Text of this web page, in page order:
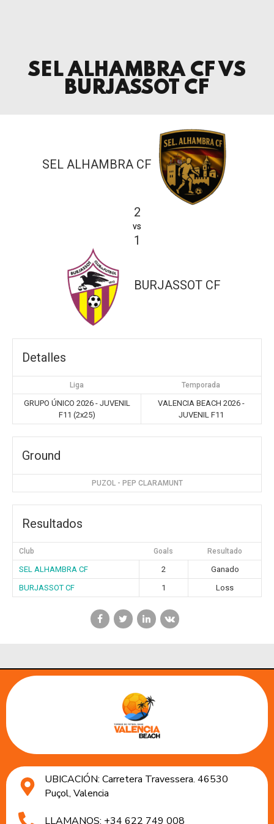
SEL ALHAMBRA CF VS
BURJASSOT CF
SEL ALHAMBRA CF
2
vs
1
BURJASSOT CF
Detalles
Liga Temporada
GRUPO ÚNICO 2026 - JUVENIL
F11 (2x25)
VALENCIA BEACH 2026 -
JUVENIL F11
Ground
PUZOL - PEP CLARAMUNT
Resultados
Club Goals Resultado
SEL ALHAMBRA CF 2
Ganado
BURJASSOT CF
1 Loss
UBICACIÓN: Carretera Travessera. 46530
Puçol, Valencia
LLAMANOS: +34 622 749 008